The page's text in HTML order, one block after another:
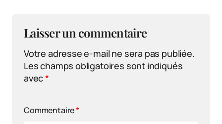
Laisser un commentaire
Votre adresse e-mail ne sera pas publiée.
Les champs obligatoires sont indiqués
avec*
Commentaire*